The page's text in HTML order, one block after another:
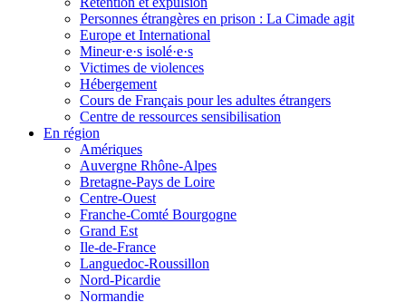
Personnes étrangères en prison : La Cimade agit
Europe et International
Mineur·e·s isolé·e·s
Victimes de violences
Hébergement
Cours de Français pour les adultes étrangers
Centre de ressources sensibilisation
En région
Amériques
Auvergne Rhône-Alpes
Bretagne-Pays de Loire
Centre-Ouest
Franche-Comté Bourgogne
Grand Est
Ile-de-France
Languedoc-Roussillon
Nord-Picardie
Normandie